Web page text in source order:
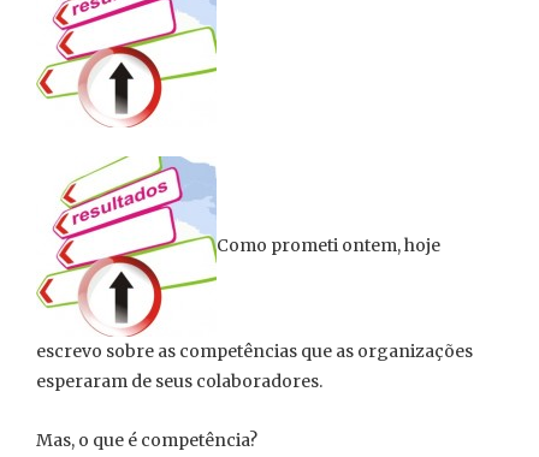
Como prometi ontem, hoje
escrevo sobre as competências que as organizações
esperaram de seus colaboradores.
Mas, o que é competência?